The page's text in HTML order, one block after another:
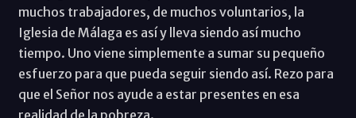
muchos trabajadores, de muchos voluntarios, la
Iglesia de Málaga es así y lleva siendo así mucho
tiempo. Uno viene simplemente a sumar su pequeño
esfuerzo para que pueda seguir siendo así. Rezo para
que el Señor nos ayude a estar presentes en esa
realidad de la pobreza.